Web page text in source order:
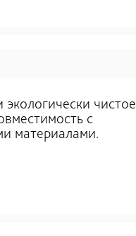
чистое
с
материалами.